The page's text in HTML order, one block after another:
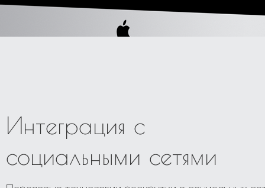
Интеграция с
социальными сетями